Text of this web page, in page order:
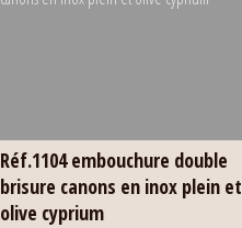
Réf.1104 embouchure double
brisure canons en inox plein et
olive cyprium